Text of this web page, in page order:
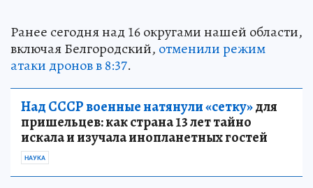
Ранее сегодня над 16 округами нашей области,
включая Белгородский, отменили режим
атаки дронов в 8:37.
Над СССР военные натянули «сетку»для
пришельцев: как страна 13 лет тайно
искала и изучала инопланетных гостей
НАУКА